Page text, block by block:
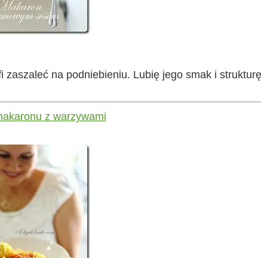
na podniebieniu. Lubię jego smak i
z warzywami